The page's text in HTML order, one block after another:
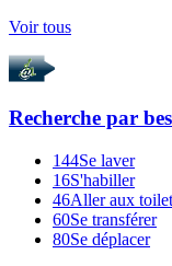
Voir tous
Recherche par
144Se laver
16S'habiller
46Aller aux
60Se transférer
80Se déplacer